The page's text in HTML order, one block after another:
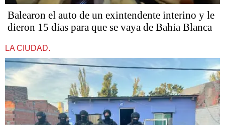
Balearon el auto de un exintendente interino y le
dieron 15 días para que se vaya de Bahía Blanca
LA CIUDAD.